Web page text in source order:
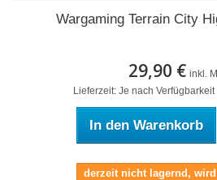
Wargaming Terrain City
29,90 € inkl.
Lieferzeit: Je nach
In den Warenkorb
derzeit nicht lagernd,